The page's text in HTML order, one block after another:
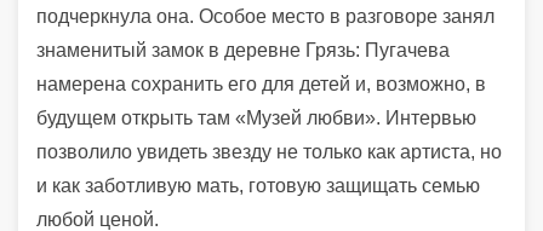
подчеркнула она. Особое место в разговоре занял
знаменитый замок в деревне Грязь: Пугачева
намерена сохранить его для детей и, возможно, в
будущем открыть там «Музей любви». Интервью
позволило увидеть звезду не только как артиста, но
и как заботливую мать, готовую защищать семью
любой ценой.